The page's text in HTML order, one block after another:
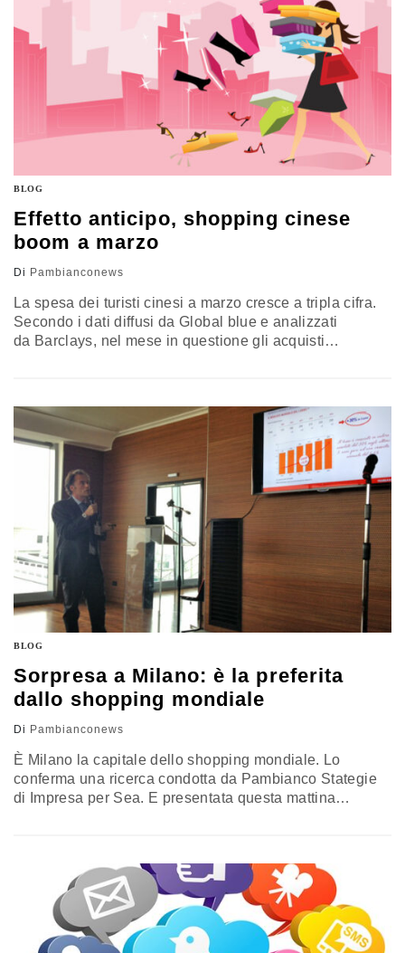
BLOG
Effetto anticipo, shopping cinese
boom a marzo
Di Pambianconews
La spesa dei turisti cinesi a marzo cresce a tripla cifra.
Secondo i dati diffusi da Global blue e analizzati
da Barclays, nel mese in questione gli acquisti
degli abitanti dell’ex Celeste impero da Hong Kong
all’Europa, è iniziato già a febbraio, mese chiuso a
+51,9%, come…
BLOG
Sorpresa a Milano: è la preferita
dallo shopping mondiale
Di Pambianconews
È Milano la capitale dello shopping mondiale. Lo
conferma una ricerca condotta da Pambianco Stategie
di Impresa per Sea. E presentata questa mattina
quelle realizzate dai consumatori locali. In Italia, il 60%
dello shopping viene…